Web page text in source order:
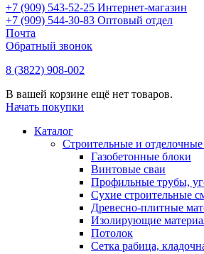
+7 (909) 543-52-25 Интернет-магазин
+7 (909) 544-30-83 Оптовый отдел
Почта
Обратный звонок
8 (3822) 908-002
В вашей корзине ещё нет товаров.
Начать покупки
Каталог
Строительные и
Газобетонные блоки
Винтовые сваи
Профильные трубы,
Сухие строительные
Древесно-плитные
Изолирующие
Потолок
Сетка рабица,